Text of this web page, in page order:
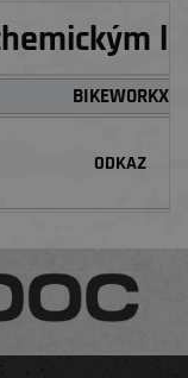
BIKEWORKX
ODKAZ